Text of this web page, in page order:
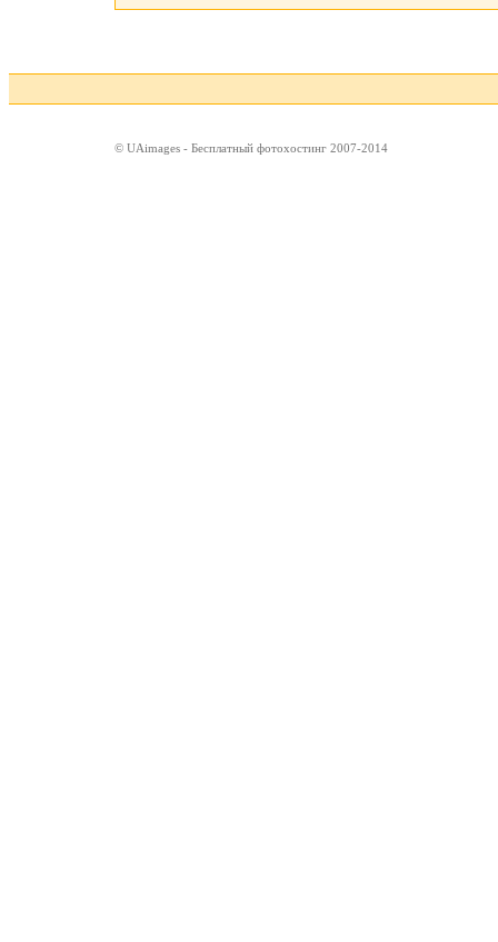
© UAimages - Бесплатный фотохостинг 2007-2014